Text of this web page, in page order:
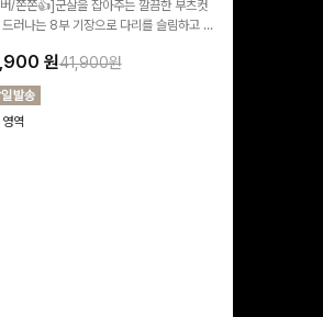
/쫀쫀👍]군살을 잡아주는 깔끔한 부츠컷
러나는 8부 기장으로 다리를 슬림하고 길
원41,900원
역